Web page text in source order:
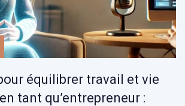
équilibrer travail et vie
tant qu’entrepreneur :